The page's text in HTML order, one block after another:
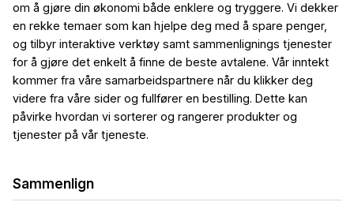
om å gjøre din økonomi både enklere og tryggere. Vi dekker
en rekke temaer som kan hjelpe deg med å spare penger,
og tilbyr interaktive verktøy samt sammenlignings tjenester
for å gjøre det enkelt å finne de beste avtalene. Vår inntekt
kommer fra våre samarbeidspartnere når du klikker deg
videre fra våre sider og fullfører en bestilling. Dette kan
påvirke hvordan vi sorterer og rangerer produkter og
tjenester på vår tjeneste.
Sammenlign